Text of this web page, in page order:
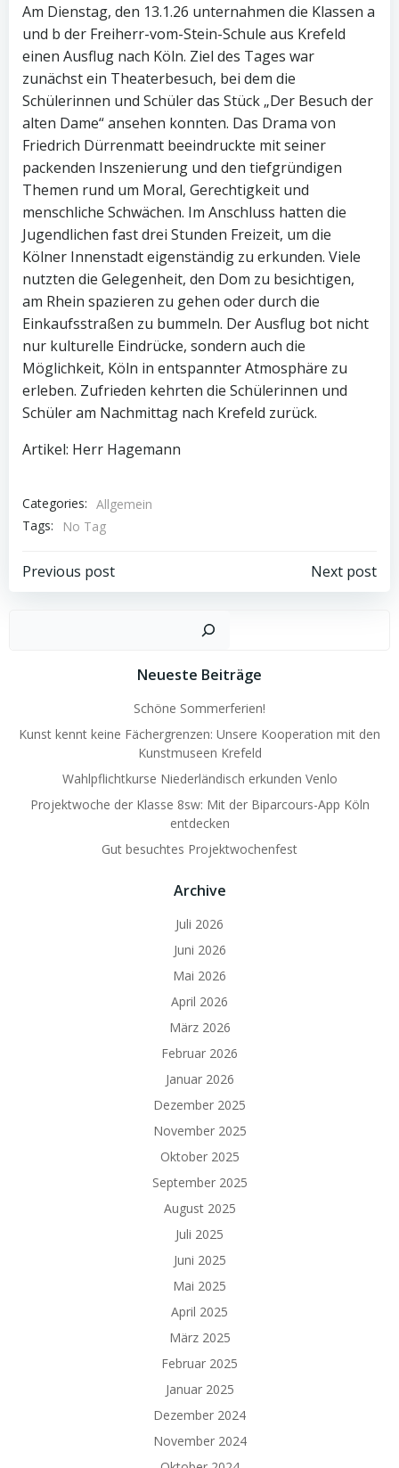
Am Dienstag, den 13.1.26 unternahmen die Klassen a
und b der Freiherr-vom-Stein-Schule aus Krefeld
einen Ausflug nach Köln. Ziel des Tages war
zunächst ein Theaterbesuch, bei dem die
Schülerinnen und Schüler das Stück „Der Besuch der
alten Dame“ ansehen konnten. Das Drama von
Friedrich Dürrenmatt beeindruckte mit seiner
packenden Inszenierung und den tiefgründigen
Themen rund um Moral, Gerechtigkeit und
menschliche Schwächen. Im Anschluss hatten die
Jugendlichen fast drei Stunden Freizeit, um die
Kölner Innenstadt eigenständig zu erkunden. Viele
nutzten die Gelegenheit, den Dom zu besichtigen,
am Rhein spazieren zu gehen oder durch die
Einkaufsstraßen zu bummeln. Der Ausflug bot nicht
nur kulturelle Eindrücke, sondern auch die
Möglichkeit, Köln in entspannter Atmosphäre zu
erleben. Zufrieden kehrten die Schülerinnen und
Schüler am Nachmittag nach Krefeld zurück.
Artikel: Herr Hagemann
Categories: Allgemein
Tags:
No Tag
Beitragsnavigation
Previous post Next post
Neueste Beiträge
Schöne Sommerferien!
Kunst kennt keine Fächergrenzen: Unsere Kooperation mit den
Kunstmuseen Krefeld
Wahlpflichtkurse Niederländisch erkunden Venlo
Projektwoche der Klasse 8sw: Mit der Biparcours-App Köln
entdecken
Gut besuchtes Projektwochenfest
Archive
Juli 2026
Juni 2026
Mai 2026
April 2026
März 2026
Februar 2026
Januar 2026
Dezember 2025
November 2025
Oktober 2025
September 2025
August 2025
Juli 2025
Juni 2025
Mai 2025
April 2025
März 2025
Februar 2025
Januar 2025
Dezember 2024
November 2024